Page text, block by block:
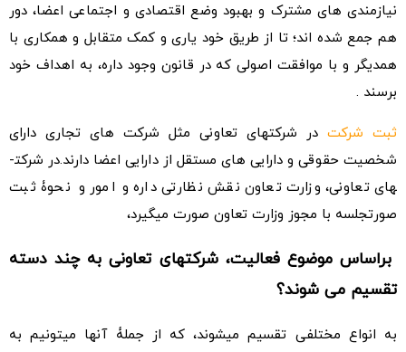
نیازمندی های مشترک و بهبود وضع اقتصادی و اجتماعی اعضا، دور
هم جمع شده­ اند؛ تا از طریق خود یاری و کمک متقابل و همکاری با
همدیگر و با موافقت اصولی که در قانون وجود داره، به اهداف خود
برسند .
ثبت شرکت در شرکت­های تعاونی مثل شرکت­ های تجاری دارای
شخصیت حقوقی و دارایی ه­ای مستقل از دارایی اعضا دارند.در شرکت­
های تعاونی، وزارت تعاون نقش نظارتی داره و امور و نحوۀ ثبت
صورت­جلسه با مجوز وزارت تعاون صورت میگیرد،
براساس موضوع فعالیت، شرکت­های تعاونی به چند دسته
تقسیم می شوند؟
به انواع مختلفی تقسیم میشوند، که از جملۀ آنها میتونیم به